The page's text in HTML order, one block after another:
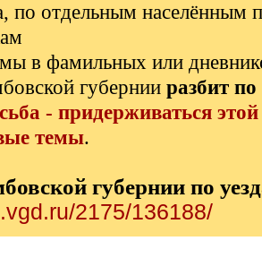
по отдельным населённым
в фамильных или
губернии разбит по
- придерживаться
темы.
губернии по
2175/136188/